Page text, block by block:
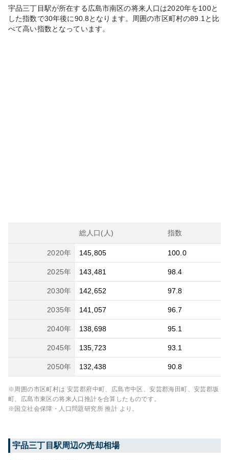
宇品三丁目駅が所在する広島市南区の将来人口は2020年を100と
した指数で30年後に90.8となります。 周囲の市区町村の89.1 と比
べて高い指数となっています。
総人口(人) 指数
2020年 145,805 100.0
2025年 143,481 98.4
2030年 142,652 97.8
2035年 141,057 96.7
2040年 138,698 95.1
2045年 135,723 93.1
2050年 132,438 90.8
※周囲の市区町村は 安芸郡府中町、広島市中区、安芸郡海田町、安芸郡坂
町、広島市東区の将来人口推計を合算したものです。
※国立社会保障・人口問題研究所 推計 より。
宇品三丁目駅周辺の売却相場